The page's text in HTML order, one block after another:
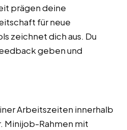
prägen deine
für neue
zeichnet dich aus. Du
geben und
Arbeitszeiten innerhalb
Minijob-Rahmen mit